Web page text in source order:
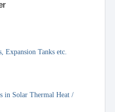
Expansion Tanks etc.
in Solar Thermal Heat /